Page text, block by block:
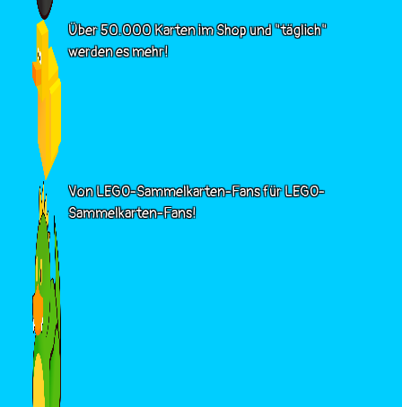
Über 50.000 Karten im Shop und "täglich"
werden es mehr!
Von LEGO-Sammelkarten-Fans für LEGO-
Sammelkarten-Fans!